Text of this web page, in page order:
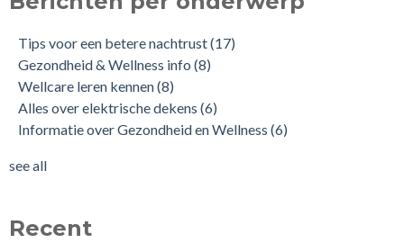
Tips voor een betere nachtrust(17)
Gezondheid & Wellness info (8)
Wellcare leren kennen(8)
Alles over elektrische dekens (6)
Informatie over Gezondheid en Wellness (6)
see all
Recent